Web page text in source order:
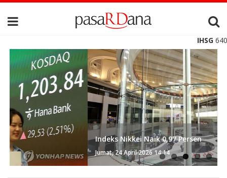
Indeks Nikkei Naik 0,97 Persen
Jumat, 24 April 2026 14:14